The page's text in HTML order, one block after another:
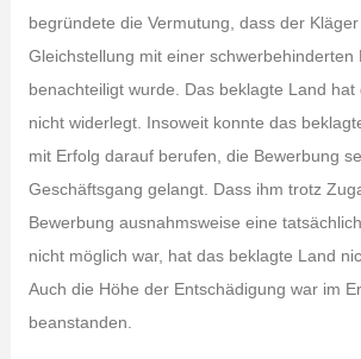
begründete die Vermutung, dass der
Gleichstellung mit einer schwerbehinderten
benachteiligt wurde. Das beklagte Land hat
nicht widerlegt. Insoweit konnte das
mit Erfolg darauf berufen, die Bewerbung
Geschäftsgang gelangt. Dass ihm trotz
Bewerbung ausnahmsweise eine
nicht möglich war, hat das beklagte Land
Auch die Höhe der Entschädigung war im
beanstanden.